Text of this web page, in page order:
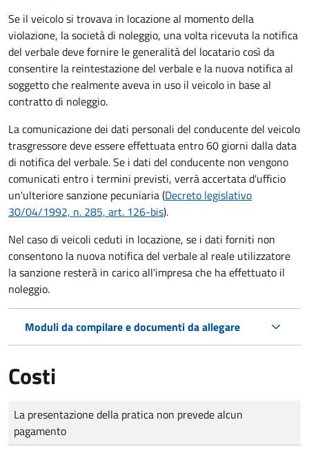
Se il veicolo si trovava in locazione al momento della
violazione, la società di noleggio, una volta ricevuta la notifica
del verbale deve fornire le generalità del locatario così da
consentire la reintestazione del verbale e la nuova notifica al
soggetto che realmente aveva in uso il veicolo in base al
contratto di noleggio.
La comunicazione dei dati personali del conducente del veicolo
trasgressore deve essere effettuata entro 60 giorni dalla data
di notifica del verbale.Se i dati del conducente non vengono
comunicati entro i termini previsti, verrà accertata d'ufficio
un'ulteriore sanzione pecuniaria (Decreto legislativo
30/04/1992, n. 285, art. 126-bis).
Nel caso di veicoli ceduti in locazione, se i dati forniti non
consentono la nuova notifica del verbale al reale utilizzatore
la sanzione resterà in carico all'impresa che ha effettuato il
noleggio.
Moduli da compilare e documenti da allegare
Costi
Tipo di pagamento
Importo
La presentazione della pratica non prevede alcun
pagamento